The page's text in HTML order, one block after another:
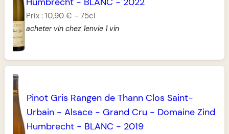
Prix : 10,90 € - 75cl
acheter vin chez 1envie 1 vin
Pinot Gris Rangen de Thann Clos Saint-
Urbain- Alsace- Grand Cru - Domaine Zind
Humbrecht- BLANC - 2019